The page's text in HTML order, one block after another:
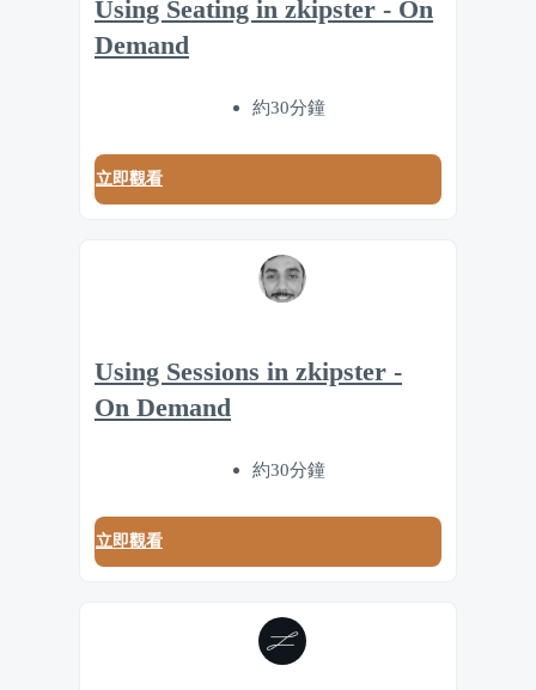
Using Seating in zkipster - On
Demand
約30分鐘
立即觀看
Using Sessions in zkipster -
On Demand
約30分鐘
立即觀看